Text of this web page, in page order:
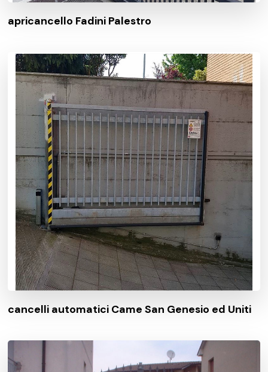
apricancello Fadini Palestro
cancelli automatici Came San Genesio ed Uniti